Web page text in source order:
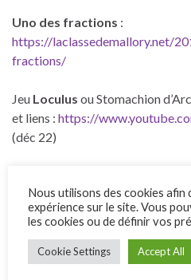
Uno des fractions :
https://laclassedemallory.net/
fractions/
Jeu Loculus ou Stomachion
et liens : https://
(déc 22)
dijon.fr/wp-content/uploads/
MATHS-5-MS-2016.pdf
Roues dentées: animation :
Nous utilisons des cookies
expérience sur le site. Vous
les cookies ou de définir vos
Cookie Settings Accept All